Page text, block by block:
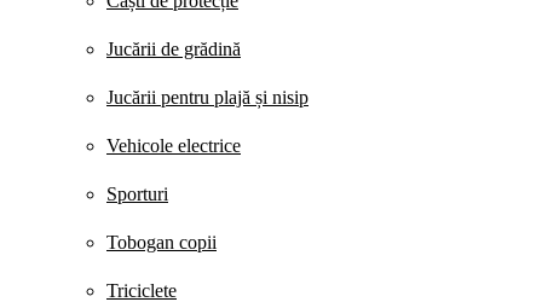
Jucării de grădină
Jucării pentru plajă și nisip
Vehicole electrice
Sporturi
Tobogan copii
Triciclete